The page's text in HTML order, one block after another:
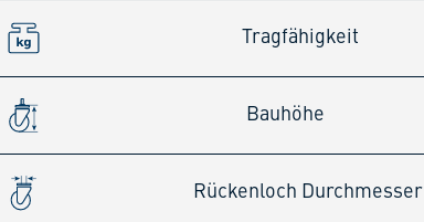
Tragfähigkeit
Bauhöhe
Rückenloch Durchmesser